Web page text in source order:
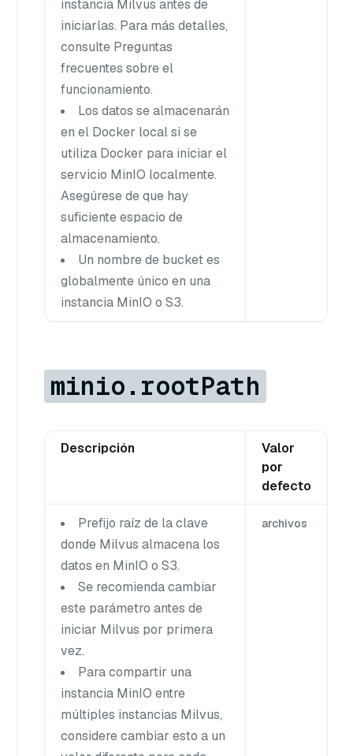
instancia Milvus antes de
iniciarlas. Para más detalles,
consulte Preguntas
frecuentes sobre el
funcionamiento.
Los datos se almacenarán
en el Docker local si se
utiliza Docker para iniciar el
servicio MinIO localmente.
Asegúrese de que hay
suficiente espacio de
almacenamiento.
Un nombre de bucket es
globalmente único en una
instancia MinIO o S3.
minio.rootPath
Descripción
Valor
por
defecto
Prefijo raíz de la clave
donde Milvus almacena los
datos en MinIO o S3.
Se recomienda cambiar
este parámetro antes de
iniciar Milvus por primera
vez.
Para compartir una
instancia MinIO entre
múltiples instancias Milvus,
considere cambiar esto a un
archivos